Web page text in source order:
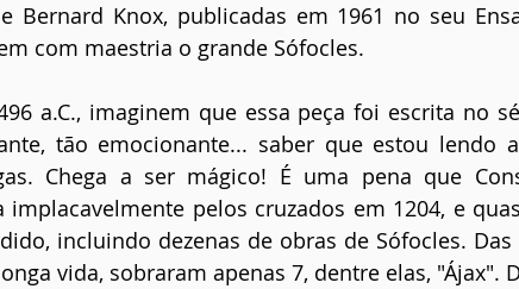
Bernard Knox, publicadas em 1961 no seu
com maestria o grande Sófocles.
a.C., imaginem que essa peça foi escrita no
tão emocionante... saber que estou lendo
Chega a ser mágico! É uma pena que
implacavelmente pelos cruzados em 1204, e
incluindo dezenas de obras de Sófocles. Das
vida, sobraram apenas 7, dentre elas, "Ájax".